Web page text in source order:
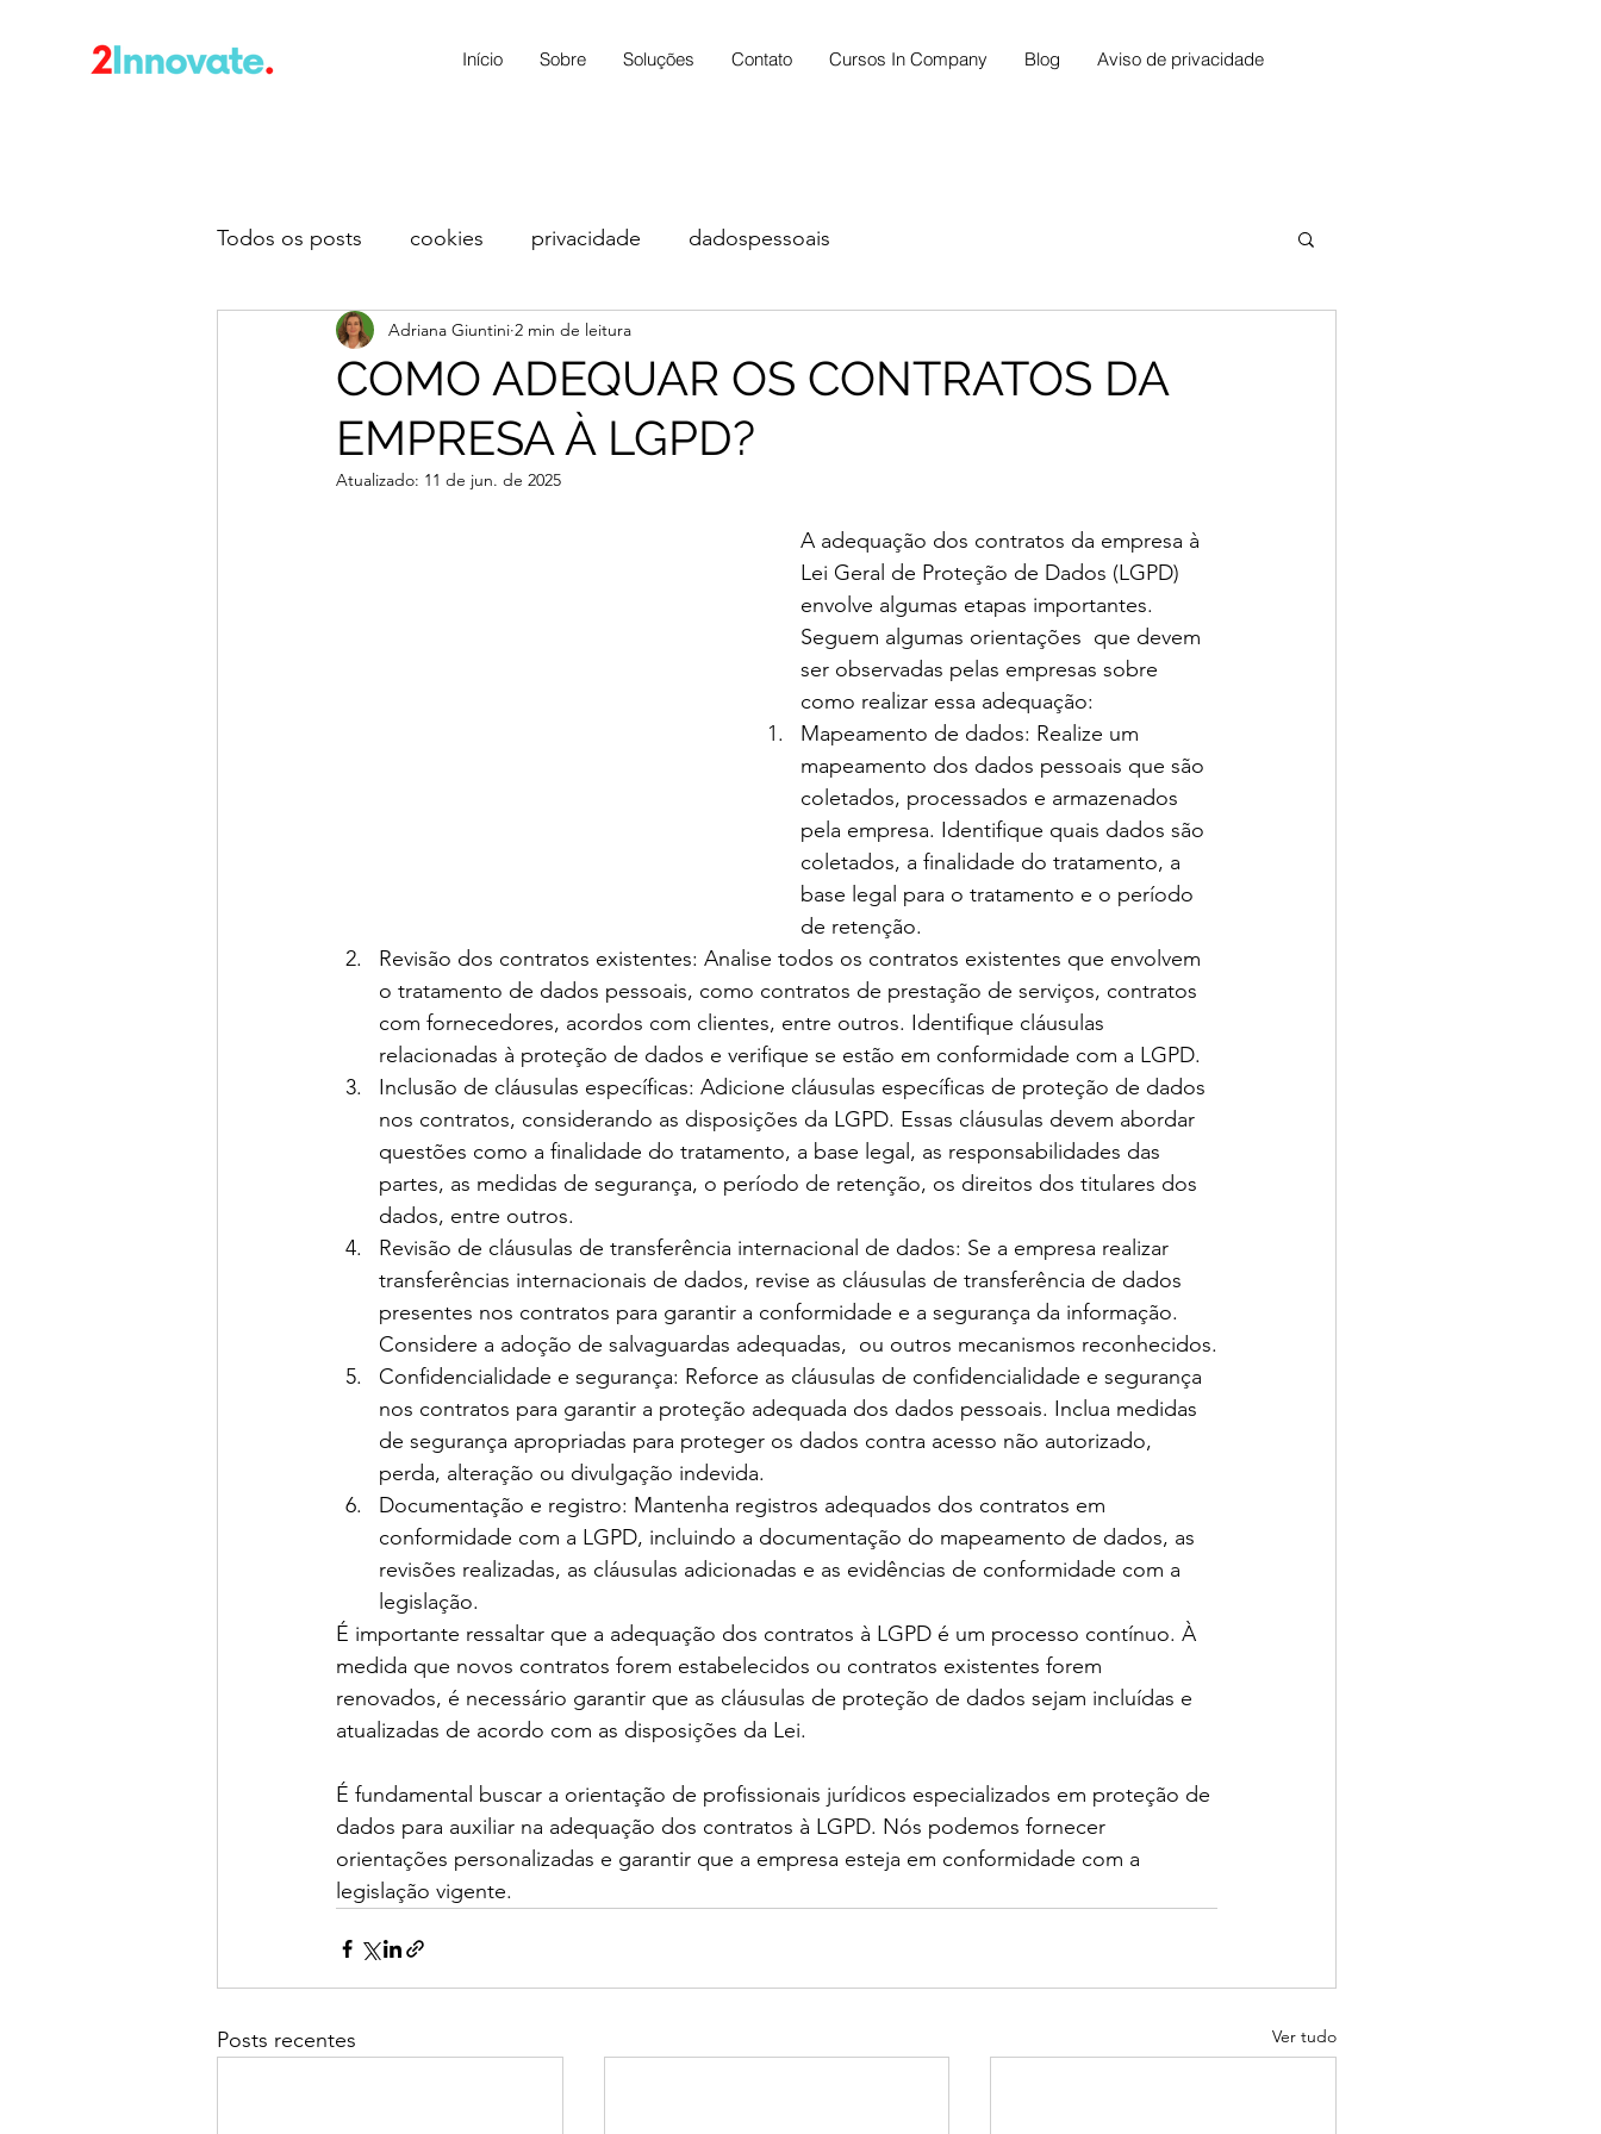
Início Sobre Soluções Contato Cursos In Company Blog Aviso de privacidade
Todos os posts cookies privacidade dadospessoais
COMO ADEQUAR OS CONTRATOS DA
EMPRESA À LGPD?
Adriana Giuntini 2 min de leitura
Atualizado: 11 de jun. de 2025
A adequação dos contratos da empresa à
Lei Geral de Proteção de Dados (LGPD)
envolve algumas etapas importantes.
Seguem algumas orientações  que devem
ser observadas pelas empresas sobre
como realizar essa adequação:
Mapeamento de dados: Realize um
mapeamento dos dados pessoais que são
coletados, processados e armazenados
pela empresa. Identifique quais dados são
coletados, a finalidade do tratamento, a
base legal para o tratamento e o período
de retenção.
Revisão dos contratos existentes: Analise todos os contratos existentes que envolvem
o tratamento de dados pessoais, como contratos de prestação de serviços, contratos
com fornecedores, acordos com clientes, entre outros. Identifique cláusulas
relacionadas à proteção de dados e verifique se estão em conformidade com a LGPD.
Inclusão de cláusulas específicas: Adicione cláusulas específicas de proteção de dados
nos contratos, considerando as disposições da LGPD. Essas cláusulas devem abordar
questões como a finalidade do tratamento, a base legal, as responsabilidades das
partes, as medidas de segurança, o período de retenção, os direitos dos titulares dos
dados, entre outros.
Revisão de cláusulas de transferência internacional de dados: Se a empresa realizar
transferências internacionais de dados, revise as cláusulas de transferência de dados
presentes nos contratos para garantir a conformidade e a segurança da informação.
Considere a adoção de salvaguardas adequadas,  ou outros mecanismos reconhecidos.
Confidencialidade e segurança: Reforce as cláusulas de confidencialidade e segurança
nos contratos para garantir a proteção adequada dos dados pessoais. Inclua medidas
de segurança apropriadas para proteger os dados contra acesso não autorizado,
perda, alteração ou divulgação indevida.
Documentação e registro: Mantenha registros adequados dos contratos em
conformidade com a LGPD, incluindo a documentação do mapeamento de dados, as
revisões realizadas, as cláusulas adicionadas e as evidências de conformidade com a
legislação.
É importante ressaltar que a adequação dos contratos à LGPD é um processo contínuo. À
medida que novos contratos forem estabelecidos ou contratos existentes forem
renovados, é necessário garantir que as cláusulas de proteção de dados sejam incluídas e
atualizadas de acordo com as disposições da Lei.
É fundamental buscar a orientação de profissionais jurídicos especializados em proteção de
dados para auxiliar na adequação dos contratos à LGPD. Nós podemos fornecer
orientações personalizadas e garantir que a empresa esteja em conformidade com a
legislação vigente.
Posts recentes Ver tudo